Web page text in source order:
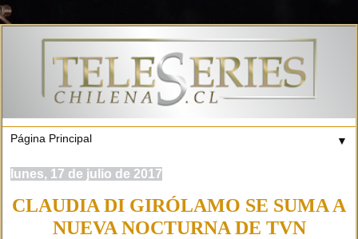
▼
lunes, 17 de julio de 2017
CLAUDIA DI GIRÓLAMO SE SUMA A
NUEVA NOCTURNA DE TVN